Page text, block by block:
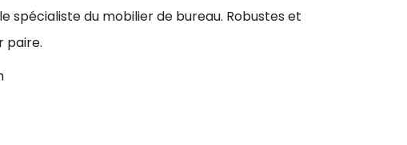
spécialiste du mobilier de bureau. Robustes et
paire.